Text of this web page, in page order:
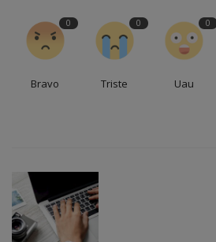
0
Bravo
0
Triste
0
Uau